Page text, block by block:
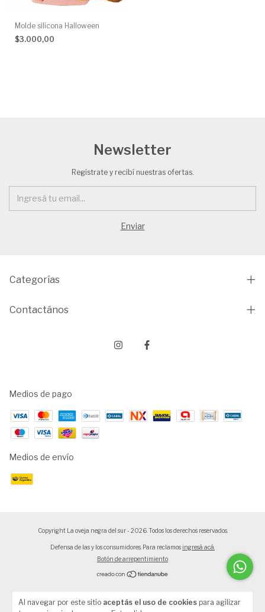
Al navegar por este sitio aceptás el uso de cookies para agilizar
Molde silicona Halloween
$3.000,00
Newsletter
Registrate y recibí nuestras ofertas.
Categorías
Contactános
Medios de pago
Medios de envío
Copyright La oveja negra del sur - 2026. Todos los derechos reservados.
Defensa de las y los consumidores. Para reclamos ingresá acá.
Botón de arrepentimiento